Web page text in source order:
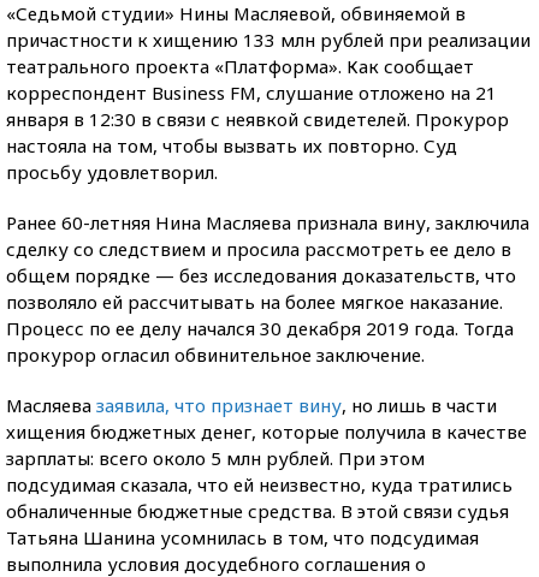
«Седьмой студии» Нины Масляевой, обвиняемой в
причастности к хищению 133 млн рублей при реализации
театрального проекта «Платформа». Как сообщает
корреспондент Business FM, слушание отложено на 21
января в 12:30 в связи с неявкой свидетелей. Прокурор
настояла на том, чтобы вызвать их повторно. Суд
просьбу удовлетворил.
Ранее 60-летняя Нина Масляева признала вину, заключила
сделку со следствием и просила рассмотреть ее дело в
общем порядке — без исследования доказательств, что
позволяло ей рассчитывать на более мягкое наказание.
Процесс по ее делу начался 30 декабря 2019 года. Тогда
прокурор огласил обвинительное заключение.
Масляева заявила, что признает вину, но лишь в части
хищения бюджетных денег, которые получила в качестве
зарплаты: всего около 5 млн рублей. При этом
подсудимая сказала, что ей неизвестно, куда тратились
обналиченные бюджетные средства. В этой связи судья
Татьяна Шанина усомнилась в том, что подсудимая
выполнила условия досудебного соглашения о